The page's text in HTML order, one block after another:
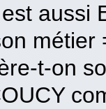
aussi
t-on